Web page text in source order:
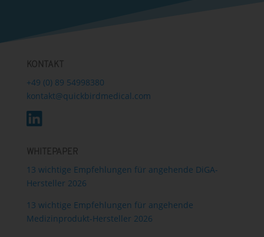
KONTAKT
+49 (0) 89 54998380
kontakt@quickbirdmedical.com
WHITEPAPER
13 wichtige Empfehlungen für angehende DiGA-
Hersteller 2026
13 wichtige Empfehlungen für angehende
Medizinprodukt-Hersteller 2026